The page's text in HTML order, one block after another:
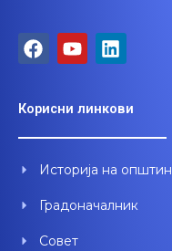
F
a
b
o
k
Y
o
u
b
L
i
e
d
n
Корисни линкови
Историја на
Градоначалник
Совет